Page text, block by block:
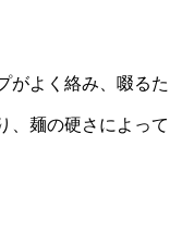
がよく絡み、啜るた
、麺の硬さによって